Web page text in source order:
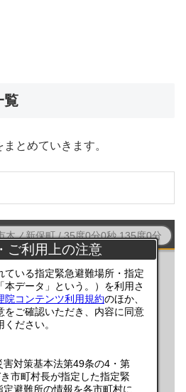
覧
とめていきます。